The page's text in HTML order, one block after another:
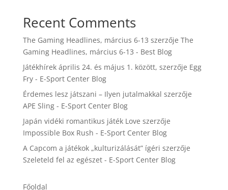
Recent Comments
The Gaming Headlines, március 6-13 szerzője The
Gaming Headlines, március 6-13 - Best Blog
Játékhírek április 24. és május 1. között, szerzője Egg
Fry - E-Sport Center Blog
Érdemes lesz játszani – Ilyen jutalmakkal szerzője
APE Sling - E-Sport Center Blog
Japán vidéki romantikus játék Love szerzője
Impossible Box Rush - E-Sport Center Blog
A Capcom a játékok „kulturizálását” ígéri szerzője
Szeleteld fel az egészet - E-Sport Center Blog
Főoldal